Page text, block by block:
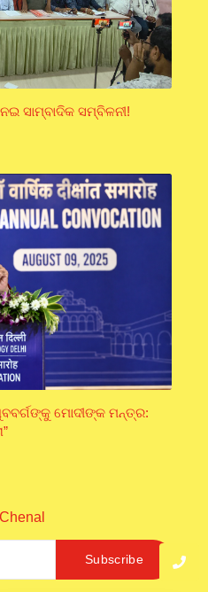
ସାମ୍ବାଦିକ ସମ୍ବିଳନୀ!
ମୋଦୀଙ୍କ ମନ୍ତ୍ର:
Subscribe